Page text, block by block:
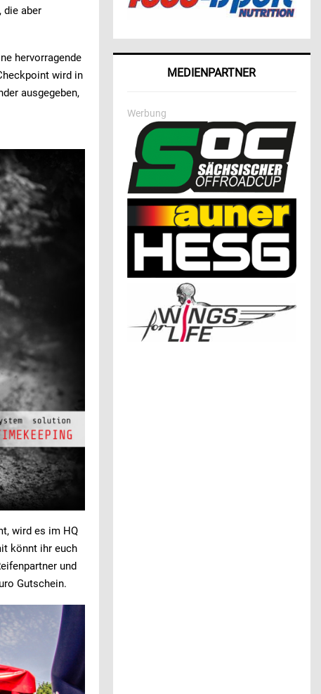
die aber
hervorragende
wird in
ausgegeben,
wird es im HQ
könnt ihr euch
und
Gutschein.
MEDIENPARTNER
Werbung